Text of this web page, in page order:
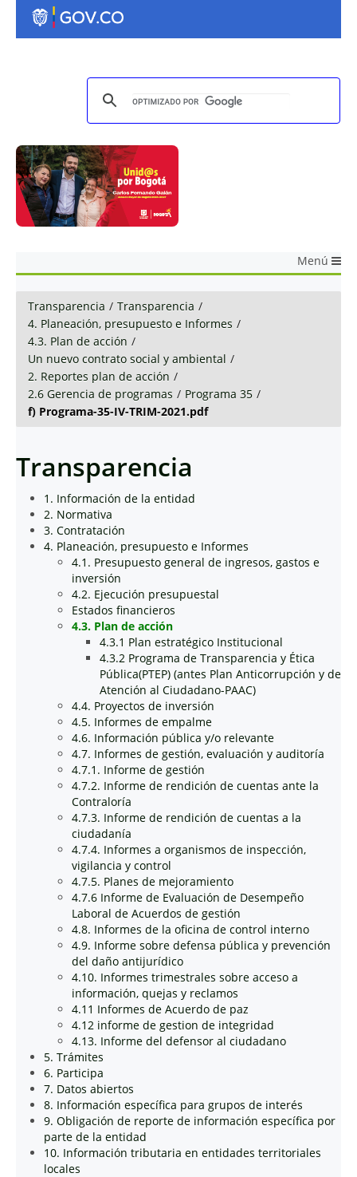
Menú
Transparencia / Transparencia /
4. Planeación, presupuesto e Informes /
4.3. Plan de acción /
Un nuevo contrato social y ambiental /
2. Reportes plan de acción /
2.6 Gerencia de programas / Programa 35 /
f) Programa-35-IV-TRIM-2021.pdf
Transparencia
1. Información de la entidad
2. Normativa
3. Contratación
4. Planeación, presupuesto e Informes
4.1. Presupuesto general de ingresos, gastos e
inversión
4.2. Ejecución presupuestal
Estados financieros
4.3. Plan de acción
4.3.1 Plan estratégico Institucional
4.3.2 Programa de Transparencia y Ética
Pública(PTEP) (antes Plan Anticorrupción y de
Atención al Ciudadano-PAAC)
4.4. Proyectos de inversión
4.5. Informes de empalme
4.6. Información pública y/o relevante
4.7. Informes de gestión, evaluación y auditoría
4.7.1. Informe de gestión
4.7.2. Informe de rendición de cuentas ante la
Contraloría
4.7.3. Informe de rendición de cuentas a la
ciudadanía
4.7.4. Informes a organismos de inspección,
vigilancia y control
4.7.5. Planes de mejoramiento
4.7.6 Informe de Evaluación de Desempeño
Laboral de Acuerdos de gestión
4.8. Informes de la oficina de control interno
4.9. Informe sobre defensa pública y prevención
del daño antijurídico
4.10. Informes trimestrales sobre acceso a
información, quejas y reclamos
4.11 Informes de Acuerdo de paz
4.12 informe de gestion de integridad
4.13. Informe del defensor al ciudadano
5. Trámites
6. Participa
7. Datos abiertos
8. Información específica para grupos de interés
9. Obligación de reporte de información específica por
parte de la entidad
10. Información tributaria en entidades territoriales
locales